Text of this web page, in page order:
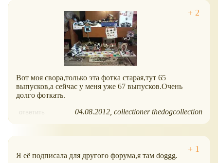
Вот моя свора,только эта фотка старая,тут 65
выпусков,а сейчас у меня уже 67 выпусков.Очень
долго фоткать.
ответить 04.08.2012 collectioner thedogcollection
Я её подписала для другого форума,я там doggg.